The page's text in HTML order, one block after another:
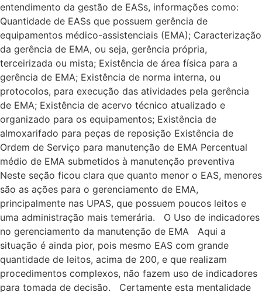
entendimento da gestão de EASs, informações como:
Quantidade de EASs que possuem gerência de
equipamentos médico-assistenciais (EMA); Caracterização
da gerência de EMA, ou seja, gerência própria,
terceirizada ou mista; Existência de área física para a
gerência de EMA; Existência de norma interna, ou
protocolos, para execução das atividades pela gerência
de EMA; Existência de acervo técnico atualizado e
organizado para os equipamentos; Existência de
almoxarifado para peças de reposição Existência de
Ordem de Serviço para manutenção de EMA Percentual
médio de EMA submetidos à manutenção preventiva
Neste seção ficou clara que quanto menor o EAS, menores
são as ações para o gerenciamento de EMA,
principalmente nas UPAS, que possuem poucos leitos e
uma administração mais temerária. O Uso de indicadores
no gerenciamento da manutenção de EMA Aqui a
situação é ainda pior, pois mesmo EAS com grande
quantidade de leitos, acima de 200, e que realizam
procedimentos complexos, não fazem uso de indicadores
para tomada de decisão. Certamente esta mentalidade